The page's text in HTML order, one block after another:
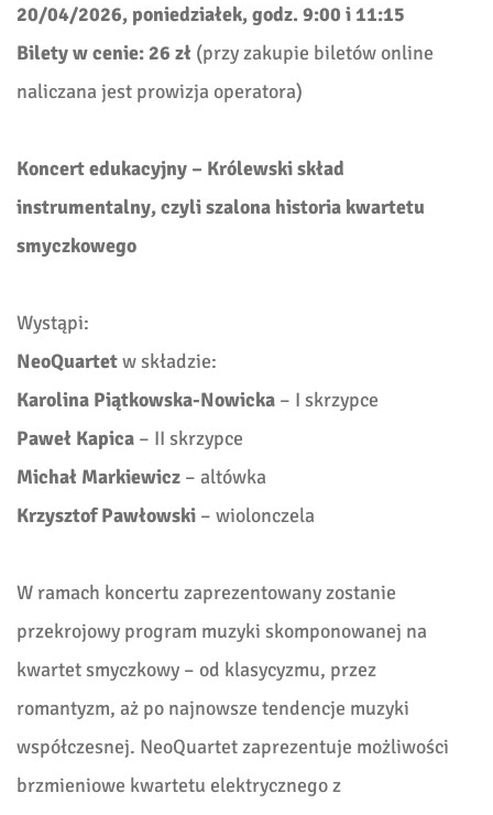
20/04/2026, poniedziałek, godz. 9:00 i 11:15
Bilety w cenie: 26 zł (przy zakupie biletów online
naliczana jest prowizja operatora)
Koncert edukacyjny – Królewski skład
instrumentalny, czyli szalona historia kwartetu
smyczkowego
Wystąpi:
NeoQuartetw składzie:
Karolina Piątkowska-Nowicka – I skrzypce
Paweł Kapica – II skrzypce
Michał Markiewicz – altówka
Krzysztof Pawłowski – wiolonczela
W ramach koncertu zaprezentowany zostanie
przekrojowy program muzyki skomponowanej na
kwartet smyczkowy – od klasycyzmu, przez
romantyzm, aż po najnowsze tendencje muzyki
współczesnej. NeoQuartet zaprezentuje możliwości
brzmieniowe kwartetu elektrycznego z